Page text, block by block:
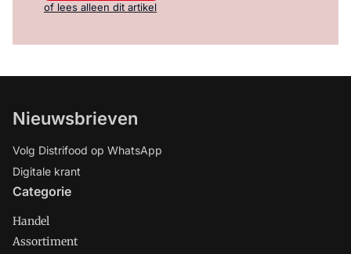
of lees alleen dit artikel
Nieuwsbrieven
Volg Distrifood op WhatsApp
Digitale krant
Categorie
Handel
Assortiment